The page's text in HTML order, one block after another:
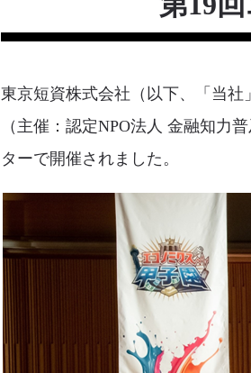
東京短資株式会社（以下、「当社
（主催：認定NPO法人 金融知力
ターで開催されました。